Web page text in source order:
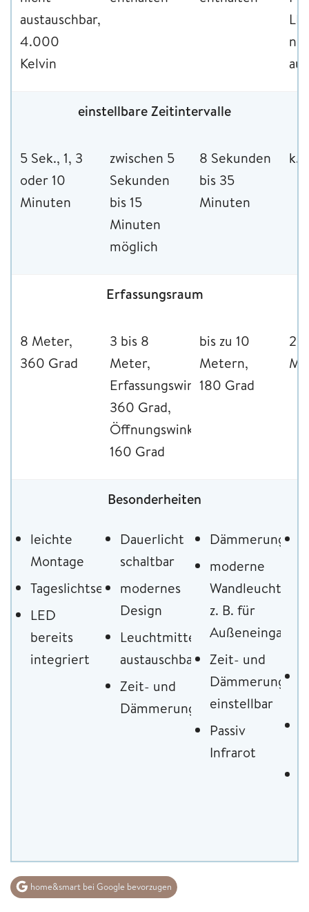
austauschbar,
4.000
Kelvin
einstellbare Zeitintervalle
5 Sek., 1, 3
oder 10
Minuten
zwischen 5
Sekunden
bis 15
Minuten
möglich
8 Sekunden
bis 35
Minuten
k.
Erfassungsraum
8 Meter,
360 Grad
3 bis 8
Meter,
Erfassungswinkel
360 Grad,
Öffnungswinkel
160 Grad
bis zu 10
Metern,
180 Grad
2
Besonderheiten
leichte
Montage
Tageslichtsensor
LED
bereits
integriert
Dauerlicht
schaltbar
modernes
Design
Leuchtmittel
austauschbar
Zeit- und
Dämmerungssensor
moderne
Wandleuchte
z. B. für
Außeneingang
Zeit- und
einstellbar
Passiv
Infrarot
home&smart bei Google bevorzugen